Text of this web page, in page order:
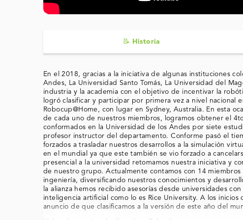
📝 Historia
En el 2018, gracias a la iniciativa de algunas instituciones
Andes, La Universidad Santo Tomás, La Universidad del
industria y la academia con el objetivo de incentivar la
logró clasificar y participar por primera vez a nivel nacional
Robocup@Home, con lugar en Sydney, Australia. En esta
de cada uno de nuestros miembros, logramos obtener el
conformados en la Universidad de los Andes por siete
profesor instructor del departamento. Conforme pasó el
forzados a trasladar nuestros desarrollos a la simulación
en el mundial ya que este también se vio forzado a
presencial a la universidad retomamos nuestra iniciativa y
de nuestro grupo. Actualmente contamos con 14
ingeniería, diversificando nuestros conocimientos y
la alianza hemos recibido asesorías desde universidades
inteligencia artificial como lo es Rice University. A los
anuncio de que clasificamos a la versión de este año del